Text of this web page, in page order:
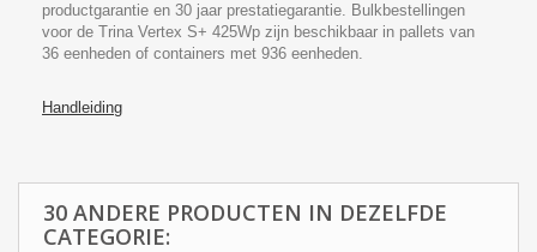
productgarantie en 30 jaar prestatiegarantie. Bulkbestellingen
voor de Trina Vertex S+ 425Wp zijn beschikbaar in pallets van
36 eenheden of containers met 936 eenheden.
Handleiding
30 ANDERE PRODUCTEN IN DEZELFDE
CATEGORIE: